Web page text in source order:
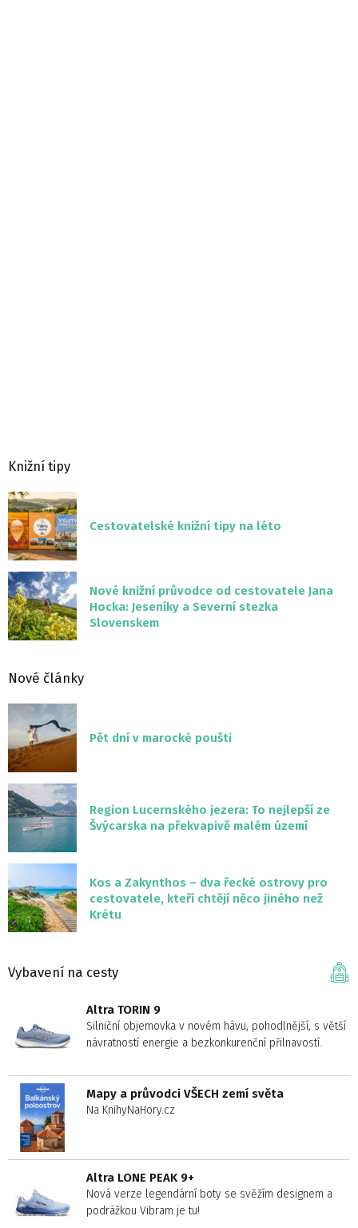
Knižní tipy
Cestovatelské knižní tipy na léto
Nové knižní průvodce od cestovatele Jana
Hocka: Jeseníky a Severní stezka
Slovenskem
Nové články
Pět dní v marocké poušti
Region Lucernského jezera: To nejlepší ze
Švýcarska na překvapivě malém území
Kos a Zakynthos – dva řecké ostrovy pro
cestovatele, kteří chtějí něco jiného než
Krétu
Vybavení na cesty
Altra TORIN 9
Silniční objemovka v novém hávu, pohodlnější, s větší
návratností energie a bezkonkurenční přilnavostí.
Mapy a průvodci VŠECH zemí světa
Na KnihyNaHory.cz
Altra LONE PEAK 9+
Nová verze legendární boty se svěžím designem a
podrážkou Vibram je tu!